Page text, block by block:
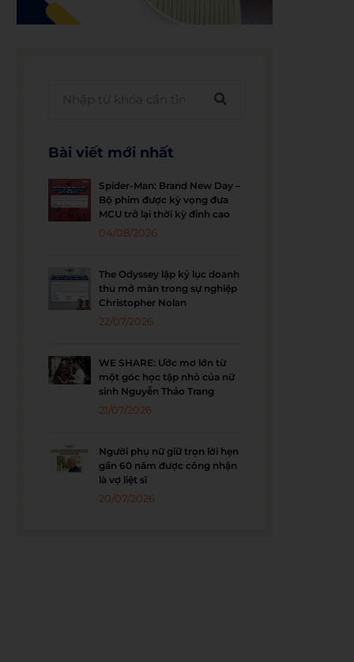
Bài viết mới nhất
Spider-Man: Brand New Day –
Bộ phim được kỳ vọng đưa
MCU trở lại thời kỳ đỉnh cao
04/08/2026
The Odyssey lập kỷ lục doanh
thu mở màn trong sự nghiệp
Christopher Nolan
22/07/2026
WE SHARE: Ước mơ lớn từ
một góc học tập nhỏ của nữ
sinh Nguyễn Thảo Trang
21/07/2026
Người phụ nữ giữ trọn lời hẹn
gần 60 năm được công nhận
là vợ liệt sĩ
20/07/2026